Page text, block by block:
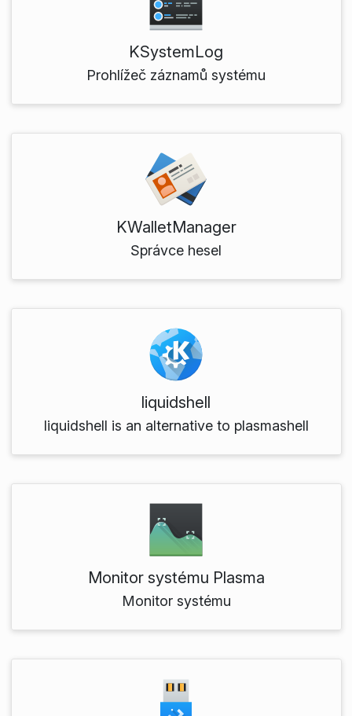
KSystemLog
Prohlížeč záznamů systému
KWalletManager
Správce hesel
liquidshell
liquidshell is an alternative to plasmashell
Monitor systému Plasma
Monitor systému